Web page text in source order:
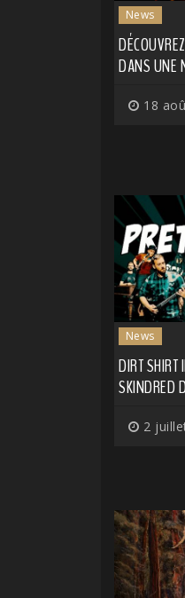
News
DANS UNE
18
News
DIRT SHIRT
SKINDRED
2